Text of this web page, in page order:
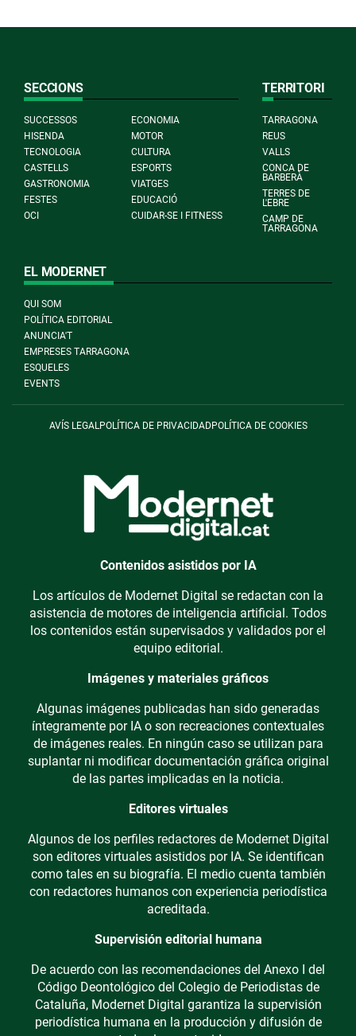
SECCIONS
SUCCESSOS
ECONOMIA
HISENDA
MOTOR
TECNOLOGIA
CULTURA
CASTELLS
ESPORTS
GASTRONOMIA
VIATGES
FESTES
EDUCACIÓ
OCI
CUIDAR-SE I FITNESS
TERRITORI
TARRAGONA
REUS
VALLS
CONCA DE
BARBERÀ
TERRES DE
L'EBRE
CAMP DE
TARRAGONA
EL MODERNET
QUI SOM
POLÍTICA EDITORIAL
ANUNCIA'T
EMPRESES TARRAGONA
ESQUELES
EVENTS
AVÍS LEGAL POLÍTICA DE PRIVACIDADPOLÍTICA DE COOKIES
Contenidos asistidos por IA
Los artículos de Modernet Digital se redactan con la
asistencia de motores de inteligencia artificial. Todos
los contenidos están supervisados y validados por el
equipo editorial.
Imágenes y materiales gráficos
Algunas imágenes publicadas han sido generadas
íntegramente por IA o son recreaciones contextuales
de imágenes reales. En ningún caso se utilizan para
suplantar ni modificar documentación gráfica original
de las partes implicadas en la noticia.
Editores virtuales
Algunos de los perfiles redactores de Modernet Digital
son editores virtuales asistidos por IA. Se identifican
como tales en su biografía. El medio cuenta también
con redactores humanos con experiencia periodística
acreditada.
Supervisión editorial humana
De acuerdo con las recomendaciones del Anexo I del
Código Deontológico del Colegio de Periodistas de
Cataluña, Modernet Digital garantiza la supervisión
periodística humana en la producción y difusión de